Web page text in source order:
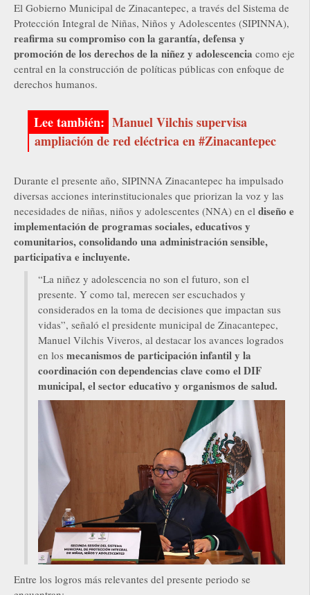
El Gobierno Municipal de Zinacantepec, a través del Sistema de
Protección Integral de Niñas, Niños y Adolescentes (SIPINNA),
reafirma su compromiso con la garantía, defensa y
promoción de los derechos de la niñez y adolescencia como eje
central en la construcción de políticas públicas con enfoque de
derechos humanos.
Manuel Vilchis supervisa
ampliación de red eléctrica en #Zinacantepec
Durante el presente año, SIPINNA Zinacantepec ha impulsado
diversas acciones interinstitucionales que priorizan la voz y las
necesidades de niñas, niños y adolescentes (NNA) en el diseño e
implementación de programas sociales, educativos y
comunitarios, consolidando una administración sensible,
participativa e incluyente.
“La niñez y adolescencia no son el futuro, son el
presente. Y como tal, merecen ser escuchados y
considerados en la toma de decisiones que impactan sus
vidas”, señaló el presidente municipal de Zinacantepec,
Manuel Vilchis Viveros, al destacar los avances logrados
en los mecanismos de participación infantil y la
coordinación con dependencias clave como el DIF
municipal, el sector educativo y organismos de salud.
Entre los logros más relevantes del presente periodo se